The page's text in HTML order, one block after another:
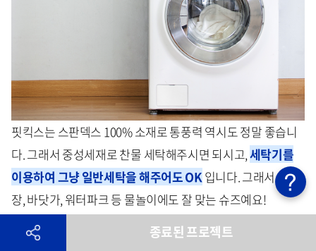
핏킥스는 스판덱스 100% 소재로통풍력 역시도 정말 좋습니
다.그래서 중성세재로 찬물 세탁해주시면 되시고,세탁기를
이용하여 그냥 일반세탁을 해주어도 OK 입니다. 그래서 수영
장, 바닷가, 워터파크 등 물놀이에도 잘 맞는 슈즈예요!
종료된 프로젝트